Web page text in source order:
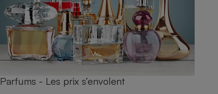
Parfums - Les prix s’envolent